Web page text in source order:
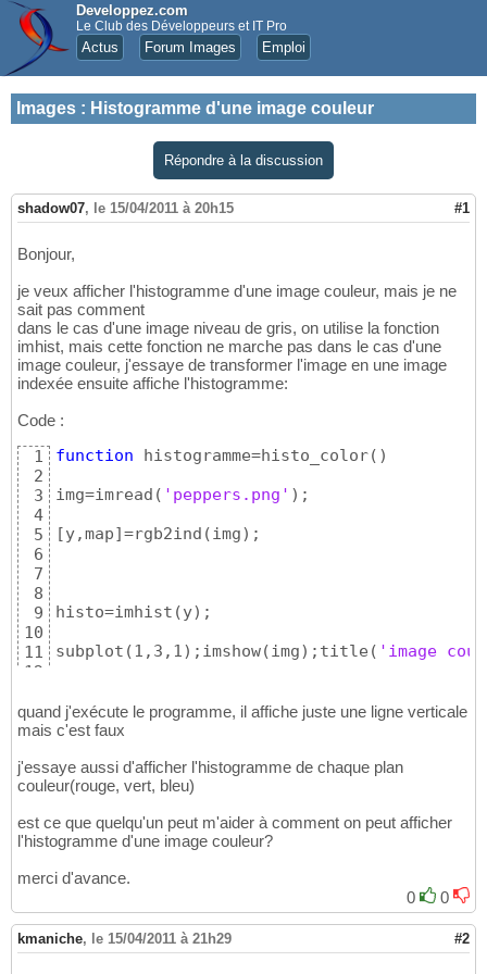
Developpez.com
Le Club des Développeurs et IT Pro
Actus Forum Images Emploi
Images : Histogramme d'une image couleur
Répondre à la discussion
shadow07, le 15/04/2011 à 20h15 #1
Bonjour,
je veux afficher l'histogramme d'une image couleur, mais je ne
sait pas comment
dans le cas d'une image niveau de gris, on utilise la fonction
imhist, mais cette fonction ne marche pas dans le cas d'une
image couleur, j'essaye de transformer l'image en une image
indexée ensuite affiche l'histogramme:
Code :
1
2
3
4
5
6
7
8
9
10
11
12
14
15
function histogramme=histo_color( )
img=imread ( 'peppers.png' ) ;
[y,map] =rgb2ind (img) ;
histo=imhist (y) ;
subplot (1,3,1) ;imshow(img) ;title ( 'image
subplot
quand j'exécute le programme, il affiche juste une ligne verticale
mais c'est faux
j'essaye aussi d'afficher l'histogramme de chaque plan
couleur(rouge, vert, bleu)
est ce que quelqu'un peut m'aider à comment on peut afficher
l'histogramme d'une image couleur?
merci d'avance.
0
0
kmaniche, le 15/04/2011 à 21h29 #2